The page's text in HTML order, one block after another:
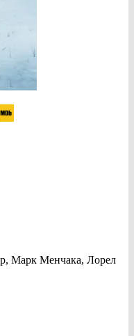
Марк Менчака, Лорел